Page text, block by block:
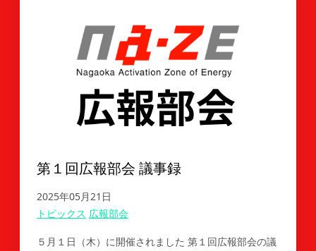
第１回広報部会 議事録
2025年05月21日
トピックス 広報部会
５月１日（木）に開催されました 第１回広報部会の議